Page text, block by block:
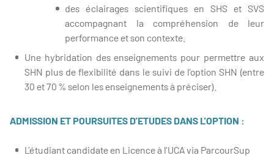
des éclairages scientifiques en SHS et SVS
accompagnant la compréhension de leur
performance et son contexte.
Une hybridation des enseignements pour permettre aux
SHN plus de flexibilité dans le suivi de l’option SHN (entre
30 et 70 % selon les enseignements à préciser).
ADMISSION ET POURSUITES D’ETUDES DANS L’OPTION :
L’étudiant candidate en Licence à l’UCA via ParcourSup